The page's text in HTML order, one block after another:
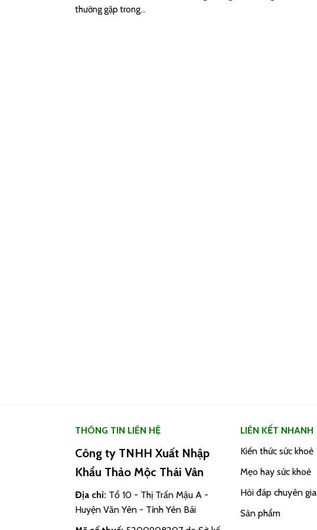
thường gặp trong...
THÔNG TIN LIÊN HỆ
Công ty TNHH Xuất Nhập
Khẩu Thảo Mộc Thái Vân
Địa chỉ: Tổ 10 - Thị Trấn Mậu A -
Huyện Văn Yên - Tỉnh Yên Bái
LIÊN KẾT NHANH
Kiến thức sức khoẻ
Mẹo hay sức khoẻ
Hỏi đáp chuyên gia
Sản phẩm